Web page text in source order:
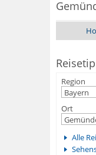
Region
Ort
Alle